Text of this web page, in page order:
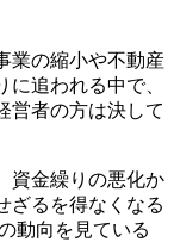
業の縮小や不動産
追われる中で、
営者の方は決して
資金繰りの悪化か
ざるを得なくなる
動向を見ている